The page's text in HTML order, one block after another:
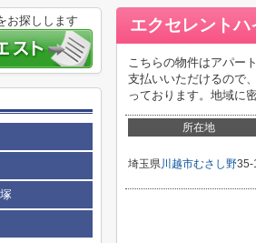
エクセレントハ
こちらの物件はアパー
支払いいただけるので
っております。地域に
所在地
埼玉県川越市むさし野35-
お探しします